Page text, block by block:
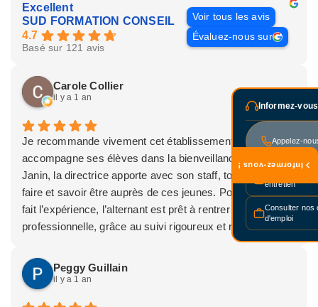
Excellent
SUD FORMATION CONSEIL
4.7
Basé sur 121 avis
Voir tous les avis
Évaluez-nous sur
Carole Collier
il y a 1 an
Je recommande vivement cet établissement, qui
accompagne ses élèves dans la bienveillance. Lise
Janin, la directrice apporte avec son staff, tout le savoir
faire et savoir être auprès de ces jeunes. Pour en avoir
fait l’expérience, l’alternant est prêt à rentrer dans la vie
professionnelle, grâce au suivi rigoureux et régulier entre
l’employeur, l’étudiant et Sud Formation. Un vrai climat de
confiance avec beaucoup d’échanges. Merci Lise, de
donner à cette nouvelle génération toutes les clés de la
réussite !
Peggy Guillain
il y a 1 an
Informez-
Appelez-
entretien
Consulter nos
d'emploi
Informez-vous !